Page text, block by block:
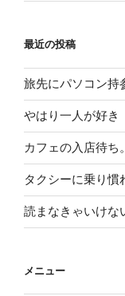
最近の投稿
旅先にパソコン持
やはり一人が好き
カフェの入店待ち
タクシーに乗り慣
読まなきゃいけな
メニュー